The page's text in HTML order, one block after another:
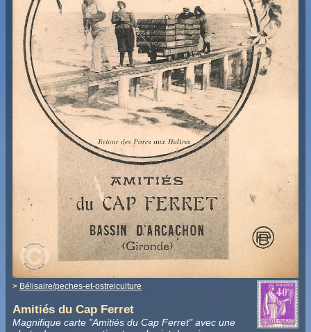
> Bélisaire/peches-et-ostreiculture
Amitiés du Cap Ferret
Magnifique carte "Amitiés du Cap Ferret" avec une